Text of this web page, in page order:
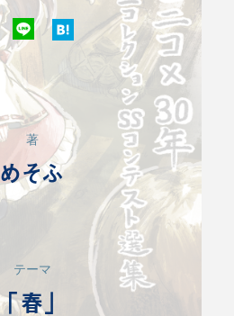
著
めそふ
テーマ
「春」